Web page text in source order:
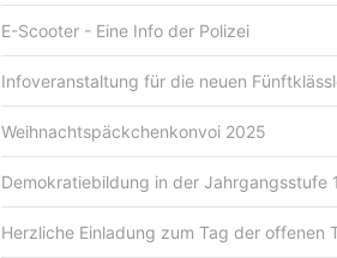
E-Scooter - Eine Info der Polizei
Infoveranstaltung für die neuen
Weihnachtspäckchenkonvoi 2025
Demokratiebildung in der Jahrgangsstufe
Herzliche Einladung zum Tag der offenen